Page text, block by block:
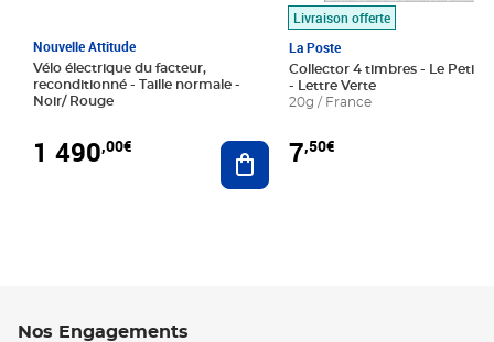
Nouvelle Attitude
Vélo électrique du facteur,
reconditionné - Taille normale -
Noir/ Rouge
1 490,00€ Ajouter au panier
Livraison offerte
La Poste
Collector 4 timbres - Le Petit
- Lettre Verte
20g / France
7,50€
Nos Engagements